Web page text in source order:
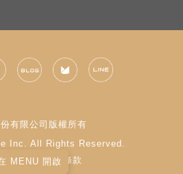
MENU 開啟
有限公司版權所有
Inc. All Rights Reserved.
政策
| 使用條款